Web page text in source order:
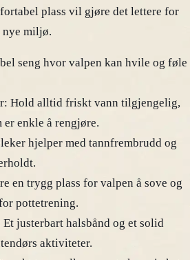
plass vil gjøre det lettere for
nye miljø.
seng hvor valpen kan hvile og føle
Hold alltid friskt vann tilgjengelig,
er enkle å rengjøre.
hjelper med tannfrembrudd og
en trygg plass for valpen å sove og
pottetrening.
justerbart halsbånd og et solid
aktiviteter.